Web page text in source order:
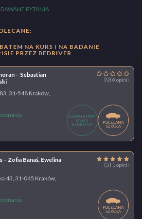
PYTANIA
NA KURS I NA BADANIE
PRZEZ BEDRIVER
– Sebastian
(0) 0 opinii
31-548 Kraków,
DODATKOWY
RABAT
BEDRIVER
POLECANA
SZKOŁA
– Zofia Banaś, Ewelina
(5) 1 opinii
43, 31-045 Kraków,
POLECANA
SZKOŁA